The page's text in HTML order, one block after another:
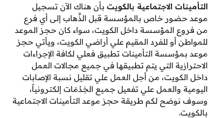
التأمينات الاجتماعية بالكويت بأن هناك الآن تسجيل
موعد حضور خاص بالمؤسسة قبل الذَّهاب إلى أي فرع
من فروع المؤسسة داخل الكويت، سواء كان حجز الموعد
للمواطن أو للفرد المقيم علي أراضي الكويت، ويأتي حجز
موعد بمؤسسة التأمينات تطبيق فعلي لكافة الإجراءات
الاحترازية التي يتم تطبيقها في جميع مجالات العمل
داخل الكويت، من أجل العمل علي تقليل نسبة الإصابات
اليومية والعمل علي تفعيل جميع الخِدْمَات إلكترونياً،
وسوف نوضح لكم طريقة حجز موعد التأمينات الاجتماعية
بالكويت.